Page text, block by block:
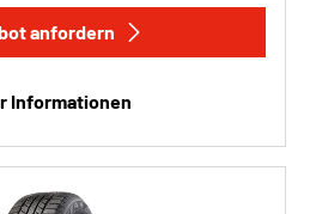
anfordern
Informationen